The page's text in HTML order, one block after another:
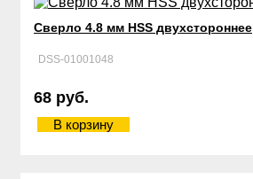
Сверло 4.8 мм HSS двухстороннее
DSS-01001048
68 руб.
В корзину